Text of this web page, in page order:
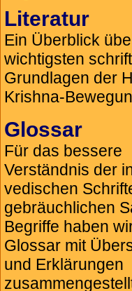
Literatur
Ein Überblick
wichtigsten
Grundlagen der
Krishna-
Glossar
Für das bessere
Verständnis der
vedischen
gebräuchlichen
Begriffe haben
Glossar mit
und Erklärungen